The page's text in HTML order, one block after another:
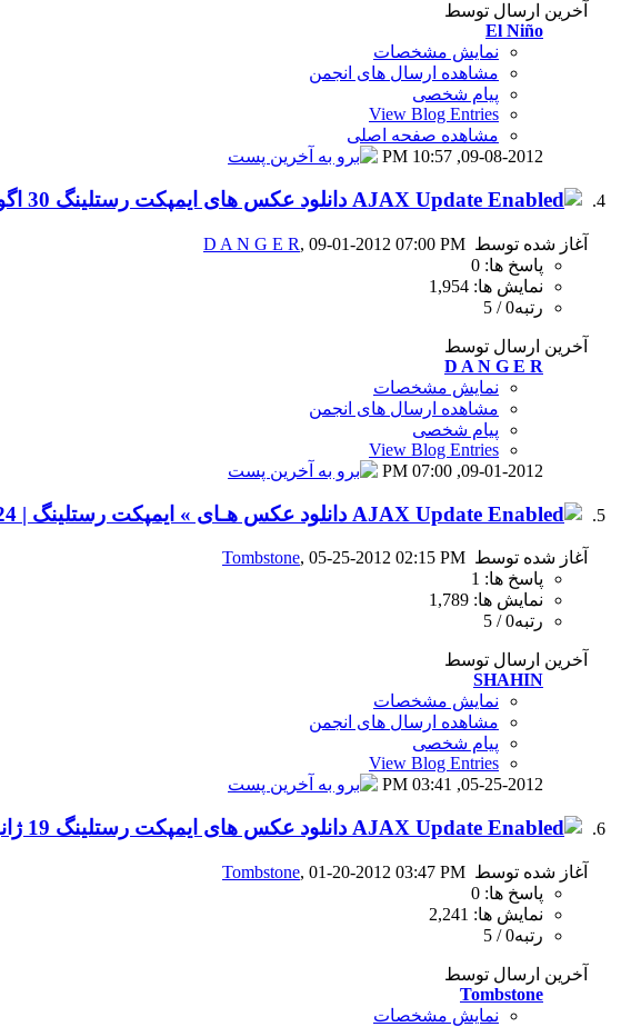
آخرین ارسال توسط
El Niño
نمایش مشخصات
مشاهده ارسال های انجمن
پیام شخصی
View Blog Entries
مشاهده صفحه اصلی
09-08-2012,
10:57 PM
دانلود عکس های ایمپکت رستلینگ 30 اگوست 2012
آغاز شده توسط D A N G E R, 09-01-2012 07:00 PM
پاسخ ها: 0
نمایش ها: 1,954
رتبه0 / 5
آخرین ارسال توسط
D A N G E R
نمایش مشخصات
مشاهده ارسال های انجمن
پیام شخصی
View Blog Entries
09-01-2012,
07:00 PM
دانلود عکس هـای » ایمپکت رستلینگ | 24 می 2012 ( بازگشت ... )
آغاز شده توسط Tombstone, 05-25-2012 02:15 PM
پاسخ ها: 1
نمایش ها: 1,789
رتبه0 / 5
آخرین ارسال توسط
SHAHIN
نمایش مشخصات
مشاهده ارسال های انجمن
پیام شخصی
View Blog Entries
05-25-2012,
03:41 PM
دانلود عکس های ایمپکت رستلینگ 19 ژانویه 2012 (لینک مستقیم)
آغاز شده توسط Tombstone, 01-20-2012 03:47 PM
پاسخ ها: 0
نمایش ها: 2,241
رتبه0 / 5
آخرین ارسال توسط
Tombstone
نمایش مشخصات